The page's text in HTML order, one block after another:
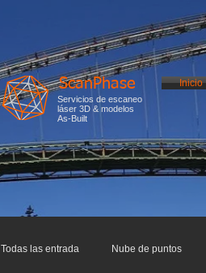
ScanPhase
Servicios de escaneo
láser 3D & modelos
As-Built
Inicio
Todas las entrada Nube de puntos